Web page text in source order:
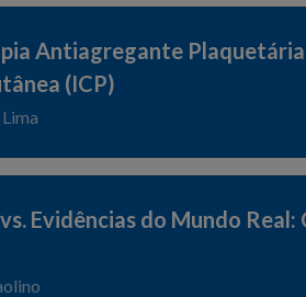
Antiagregante
(ICP)
Evidências do Mundo